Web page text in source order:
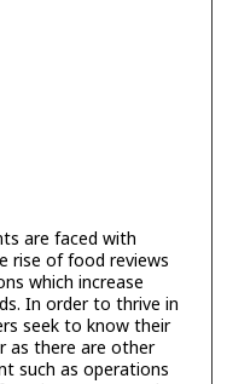
are faced with
rise of food reviews
which increase
In order to thrive in
seek to know their
as there are other
such as operations